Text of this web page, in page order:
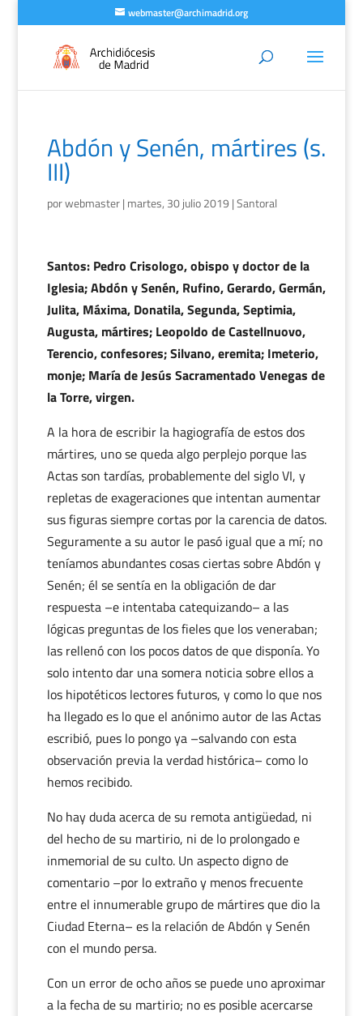
webmaster@archimadrid.org
Abdón y Senén, mártires (s.
III)
porwebmaster| martes, 30 julio 2019 |Santoral
Santos: Pedro Crisologo, obispo y doctor de la
Iglesia; Abdón y Senén, Rufino, Gerardo, Germán,
Julita, Máxima, Donatila, Segunda, Septimia,
Augusta, mártires; Leopoldo de Castellnuovo,
Terencio, confesores; Silvano, eremita; Imeterio,
monje; María de Jesús Sacramentado Venegas de
la Torre, virgen.
A la hora de escribir la hagiografía de estos dos
mártires, uno se queda algo perplejo porque las
Actas son tardías, probablemente del siglo VI, y
repletas de exageraciones que intentan aumentar
sus figuras siempre cortas por la carencia de datos.
Seguramente a su autor le pasó igual que a mí; no
teníamos abundantes cosas ciertas sobre Abdón y
Senén; él se sentía en la obligación de dar
respuesta –e intentaba catequizando– a las
lógicas preguntas de los fieles que los veneraban;
las rellenó con los pocos datos de que disponía. Yo
solo intento dar una somera noticia sobre ellos a
los hipotéticos lectores futuros, y como lo que nos
ha llegado es lo que el anónimo autor de las Actas
escribió, pues lo pongo ya –salvando con esta
observación previa la verdad histórica– como lo
hemos recibido.
No hay duda acerca de su remota antigüedad, ni
del hecho de su martirio, ni de lo prolongado e
inmemorial de su culto. Un aspecto digno de
comentario –por lo extraño y menos frecuente
entre el innumerable grupo de mártires que dio la
Ciudad Eterna– es la relación de Abdón y Senén
con el mundo persa.
Con un error de ocho años se puede uno aproximar
a la fecha de su martirio; no es posible acercarse